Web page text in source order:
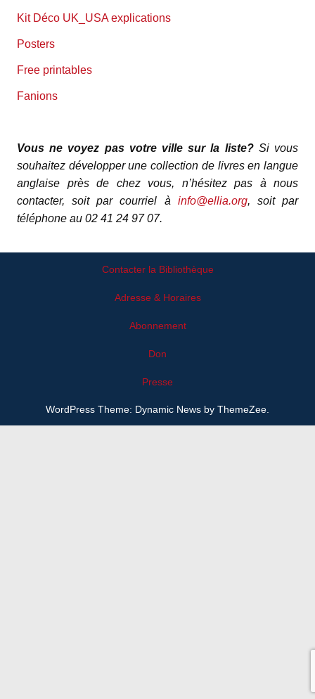
Kit Déco UK_USA explications
Posters
Free printables
Fanions
Vous ne voyez pas votre ville sur la liste?Si vous
souhaitez développer une collection de livres en langue
anglaise près de chez vous, n’hésitez pas à nous
contacter, soit par courriel à info@ellia.org, soit par
téléphone au 02 41 24 97 07.
Contacter la Bibliothèque
Adresse & Horaires
Abonnement
Don
Presse
WordPress Theme: Dynamic News by ThemeZee.